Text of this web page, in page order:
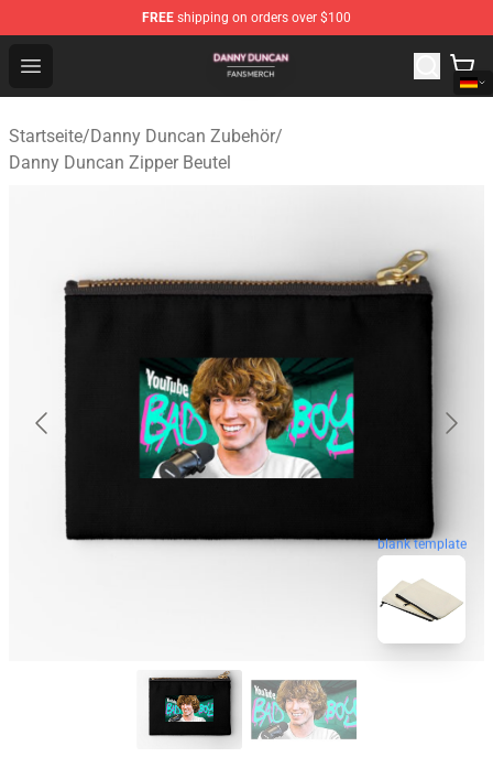
FREE shipping on orders over $100
Open menu
Danny Duncan Shop - Official Danny Duncan
Startseite/Danny Duncan Zubehör/
Danny Duncan Zipper Beutel
blank template